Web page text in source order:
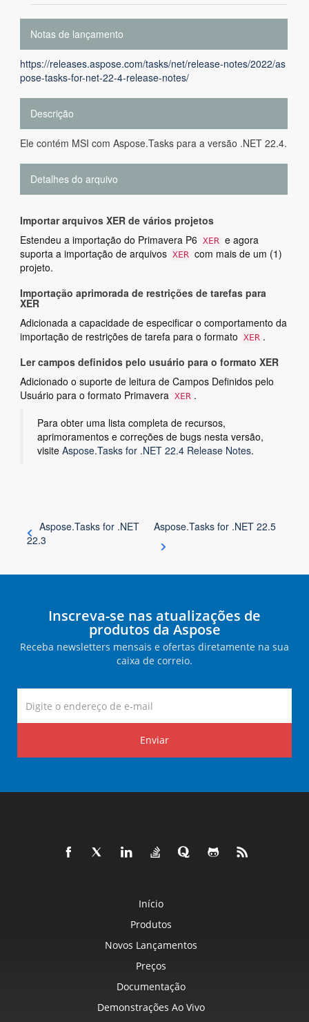
Notas de lançamento
https://releases.aspose.com/tasks/net/release-notes/2022/as
pose-tasks-for-net-22-4-release-notes/
Descrição
Ele contém MSI com Aspose.Tasks para a versão .NET 22.4.
Detalhes do arquivo
Importar arquivos XER de vários projetos
Estendeu a importação do Primavera P6 XER e agora
suporta a importação de arquivos XER com mais de um (1)
projeto.
Importação aprimorada de restrições de tarefas para
XER
Adicionada a capacidade de especificar o comportamento da
importação de restrições de tarefa para o formato XER .
Ler campos definidos pelo usuário para o formato XER
Adicionado o suporte de leitura de Campos Definidos pelo
Usuário para o formato Primavera XER .
Para obter uma lista completa de recursos,
aprimoramentos e correções de bugs nesta versão,
visite Aspose.Tasks for .NET 22.4 Release Notes.
Aspose.Tasks for .NET
22.3
Aspose.Tasks for .NET 22.5
Inscreva-se nas atualizações de
produtos da Aspose
Receba newsletters mensais e ofertas diretamente na sua
caixa de correio.
Enviar
Início
Produtos
Novos Lançamentos
Preços
Documentação
Demonstrações Ao Vivo